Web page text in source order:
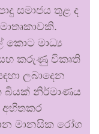
සමාජය තුළ ද
කොට මාධ්‍ය
සහ කරුණු විකෘති
ලබාදෙන
බියක් නිර්මාණය
අහිතකර
මානසික රෝග